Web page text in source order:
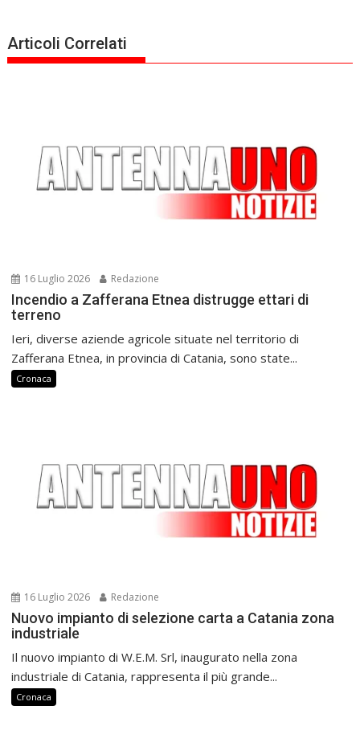
Articoli Correlati
16 Luglio 2026 Redazione
Incendio a Zafferana Etnea distrugge ettari di
terreno
Ieri, diverse aziende agricole situate nel territorio di
Zafferana Etnea, in provincia di Catania, sono state...
Cronaca
16 Luglio 2026 Redazione
Nuovo impianto di selezione carta a Catania zona
industriale
Il nuovo impianto di W.E.M. Srl, inaugurato nella zona
industriale di Catania, rappresenta il più grande...
Cronaca